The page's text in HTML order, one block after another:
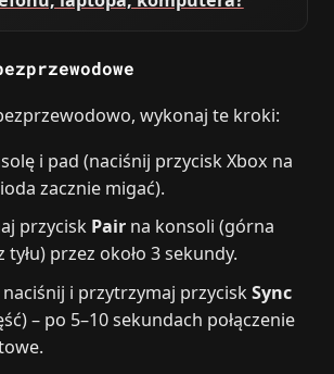
wykonaj te kroki:
i pad (naciśnij przycisk Xbox na
zacznie migać).
przycisk Pair na konsoli (górna
tyłu) przez około 3 sekundy.
naciśnij i przytrzymaj przyciskSync
– po 5–10 sekundach połączenie